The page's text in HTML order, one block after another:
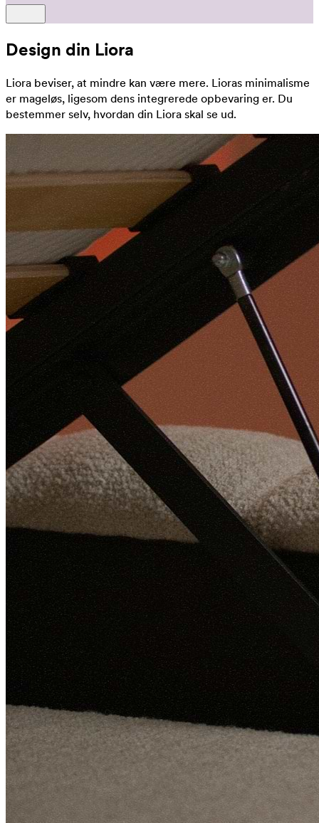
Design din Liora
Liora beviser, at mindre kan være mere. Lioras minimalisme
er mageløs, ligesom dens integrerede opbevaring er. Du
bestemmer selv, hvordan din Liora skal se ud.